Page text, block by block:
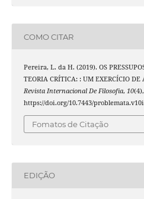
COMO CITAR
Pereira, L. da H. (2019). OS
TEORIA CRÍTICA: : UM EXERCÍCIO DE
Revista Internacional De Filosofia, 10
https://doi.org/10.7443/
Fomatos de Citação
EDIÇÃO